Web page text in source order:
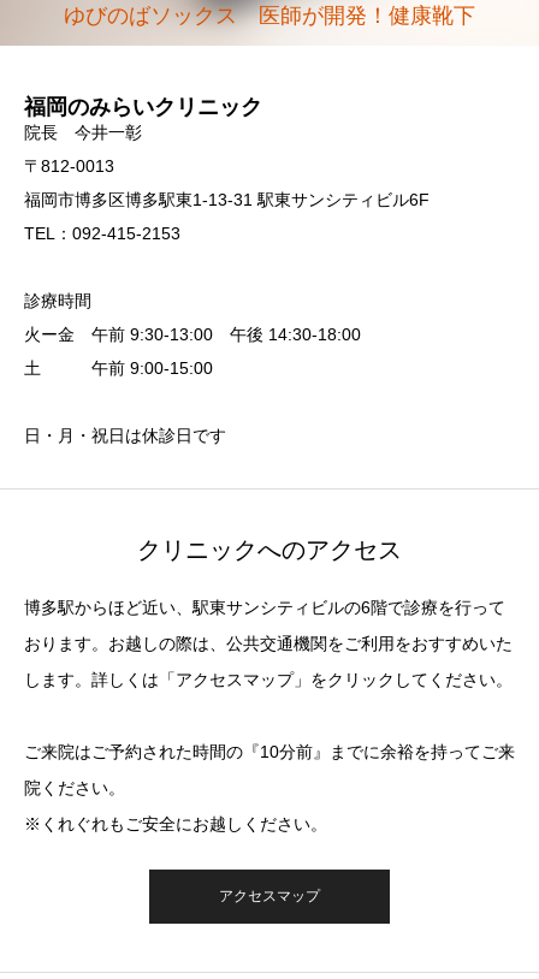
ゆびのばソックス 医師が開発！健康靴下
福岡のみらいクリニック
院長 今井一彰
〒812-0013
福岡市博多区博多駅東1-13-31 駅東サンシティビル6F
TEL：092-415-2153
診療時間
火ー金 午前 9:30-13:00 午後 14:30-18:00
土 午前 9:00-15:00
日・月・祝日は休診日です
クリニックへのアクセス
博多駅からほど近い、駅東サンシティビルの6階で診療を行って
おります。お越しの際は、公共交通機関をご利用をおすすめいた
します。詳しくは「アクセスマップ」をクリックしてください。
ご来院はご予約された時間の『10分前』までに余裕を持ってご来
院ください。
※くれぐれもご安全にお越しください。
アクセスマップ